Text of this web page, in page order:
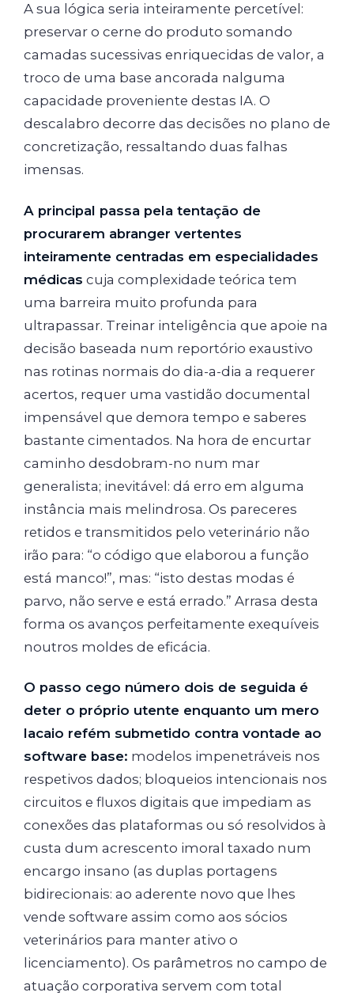
A sua lógica seria inteiramente percetível:
preservar o cerne do produto somando
camadas sucessivas enriquecidas de valor, a
troco de uma base ancorada nalguma
capacidade proveniente destas IA. O
descalabro decorre das decisões no plano de
concretização, ressaltando duas falhas
imensas.
A principal passa pela tentação de
procurarem abranger vertentes
inteiramente centradas em especialidades
médicas cuja complexidade teórica tem
uma barreira muito profunda para
ultrapassar. Treinar inteligência que apoie na
decisão baseada num reportório exaustivo
nas rotinas normais do dia-a-dia a requerer
acertos, requer uma vastidão documental
impensável que demora tempo e saberes
bastante cimentados. Na hora de encurtar
caminho desdobram-no num mar
generalista; inevitável: dá erro em alguma
instância mais melindrosa. Os pareceres
retidos e transmitidos pelo veterinário não
irão para: “o código que elaborou a função
está manco!”, mas: “isto destas modas é
parvo, não serve e está errado.” Arrasa desta
forma os avanços perfeitamente exequíveis
noutros moldes de eficácia.
O passo cego número dois de seguida é
deter o próprio utente enquanto um mero
lacaio refém submetido contra vontade ao
software base: modelos impenetráveis nos
respetivos dados; bloqueios intencionais nos
circuitos e fluxos digitais que impediam as
conexões das plataformas ou só resolvidos à
custa dum acrescento imoral taxado num
encargo insano (as duplas portagens
bidirecionais: ao aderente novo que lhes
vende software assim como aos sócios
veterinários para manter ativo o
licenciamento). Os parâmetros no campo de
atuação corporativa servem com total